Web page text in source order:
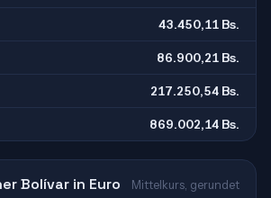
43.450,11 Bs.
86.900,21 Bs.
217.250,54 Bs.
869.002,14 Bs.
Bolívar in Euro Mittelkurs, gerundet